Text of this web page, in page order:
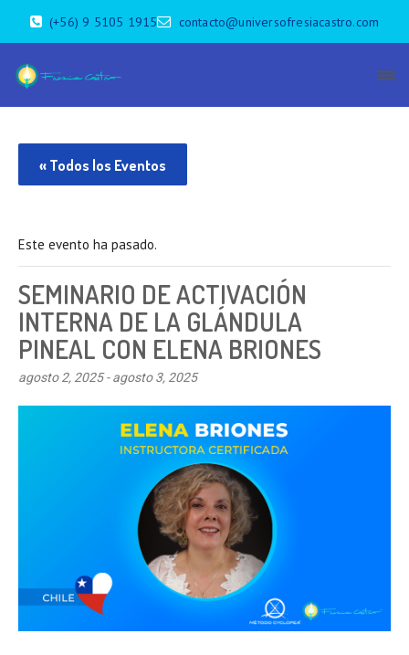
(+56) 9 5105 1915 contacto@universofresiacastro.com
« Todos los Eventos
Este evento ha pasado.
SEMINARIO DE ACTIVACIÓN
INTERNA DE LA GLÁNDULA
PINEAL CON ELENA BRIONES
agosto 2, 2025-agosto 3, 2025